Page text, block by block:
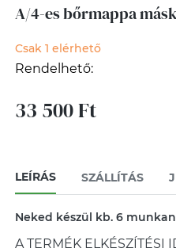
A/4-es bőrmappa
Csak 1 elérhető
Rendelhető:
33 500 Ft
LEÍRÁS SZÁLLÍTÁS
Neked készül kb. 6
A TERMÉK ELKÉSZÍTÉSI